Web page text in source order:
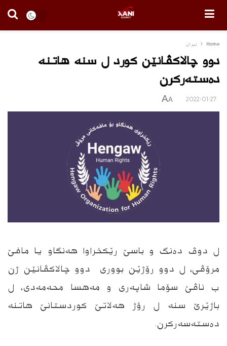
Home ئیران
دوو چالاكڤانێن كورد ل سنه‌ هاتنه‌
ده‌سته‌ركرن
2022-01-27
A
A
ل دوڤ ده‌نگ و باسێ رێكخراوا هه‌نگاو یا مافێ
مرۆڤى، ل دوو رۆژێن بوورى دوو چالاكڤانێن ژن
ب ناڤێ سۆما شاپەری و مەهسا محەمەدی، ل
باژێرێ سنه‌ ل رۆژ هه‌لاتێ كوردستانێ هاتنه‌
ده‌سته‌سه‌ركرن.